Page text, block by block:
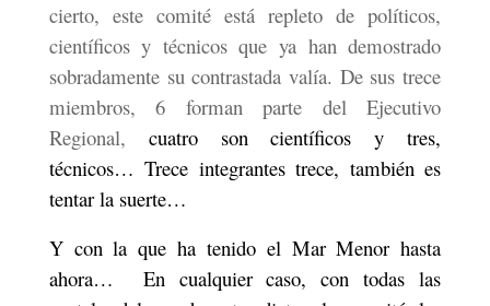
cierto, este comité está repleto de políticos,
científicos y técnicos que ya han demostrado
sobradamente su contrastada valía. De sus trece
miembros, 6 forman parte del Ejecutivo
Regional, cuatro son científicos y tres,
técnicos… Trece integrantes trece, también es
tentar la suerte…
Y con la que ha tenido el Mar Menor hasta
ahora…
En cualquier caso, con todas las